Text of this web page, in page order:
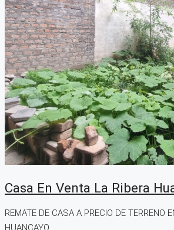
Casa En Venta La Ribera
REMATE DE CASA A PRECIO DE TERRENO